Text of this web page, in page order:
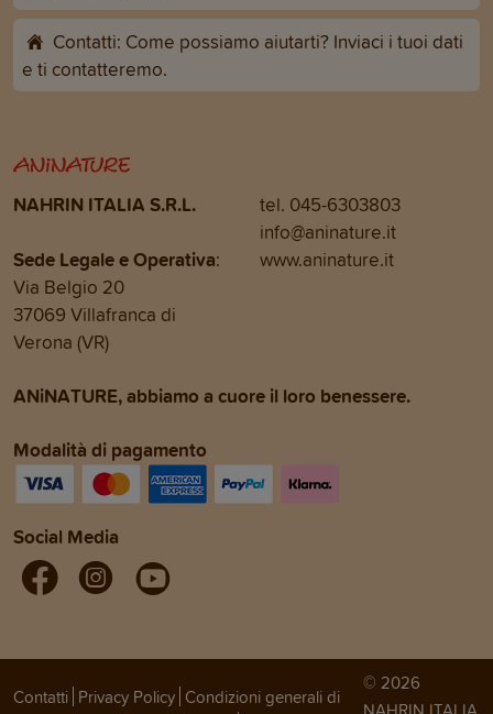
Contatti: Come possiamo aiutarti? Inviaci i tuoi dati
e ti contatteremo.
NAHRIN ITALIA S.R.L.
Sede Legale e Operativa:
Via Belgio 20
37069 Villafranca di
Verona (VR)
tel. 045-6303803
info@aninature.it
www.aninature.it
ANiNATURE, abbiamo a cuore il loro benessere.
Modalità di pagamento
Social Media
Contatti Privacy Policy Condizioni generali di
© 2026
NAHRIN ITALIA